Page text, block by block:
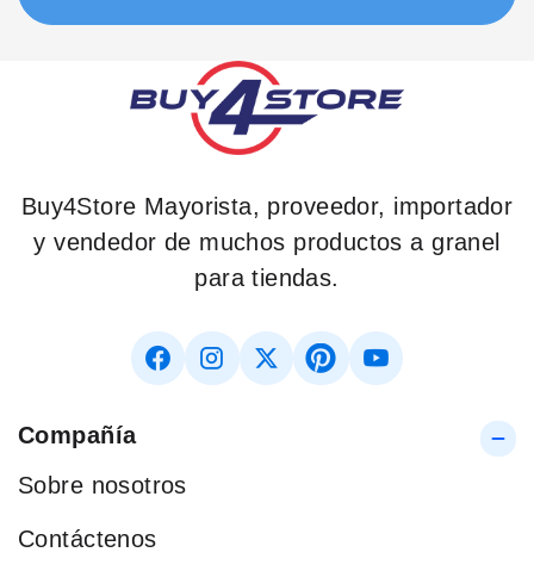
Buy4Store Mayorista, proveedor, importador
y vendedor de muchos productos a granel
para tiendas.
Compañía
Sobre nosotros
Contáctenos